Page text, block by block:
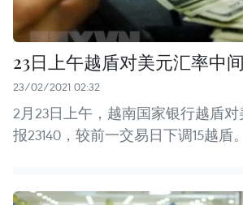
23日上午越盾对美元汇率中
23/02/2021 02:32
2月23日上午，越南国家银行越盾
报23140，较前一交易日下调15越盾。